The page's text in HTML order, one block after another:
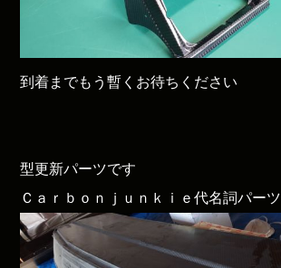
到着までもう暫くお待ちください
型更新パーツです
Ｃａｒｂｏｎｊｕｎｋｉｅ代名詞パーツ